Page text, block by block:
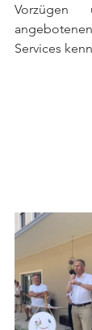
Vorzügen
Services